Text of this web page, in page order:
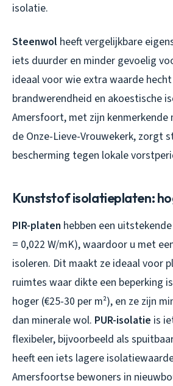
isolatie.
Steenwol heeft vergelijkbare
iets duurder en minder gevoelig
ideaal voor wie extra waarde
brandwerendheid en akoestische
Amersfoort, met zijn kenmerkende
de Onze-Lieve-Vrouwekerk, zorgt
bescherming tegen lokale
Kunststof isolatieplaten:
PIR-platen hebben een
= 0,022 W/mK), waardoor u met
isoleren. Dit maakt ze ideaal voor
ruimtes waar dikte een beperking
hoger (€25-30 per m²), en ze zijn
dan minerale wol. PUR-isolatie is
flexibeler, bijvoorbeeld als
heeft een iets lagere
Amersfoortse bewoners in